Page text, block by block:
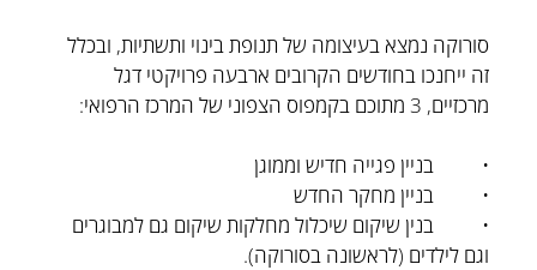
סורוקה נמצא בעיצומה של תנופת בינוי ותשתיות, ובכלל
זה ייחנכו בחודשים הקרובים ארבעה פרויקטי דגל
מרכזיים, 3 מתוכם בקמפוס הצפוני של המרכז הרפואי:
• בניין פגייה חדיש וממוגן
• בניין מחקר החדש
• בנין שיקום שיכלול מחלקות שיקום גם למבוגרים
וגם לילדים (לראשונה בסורוקה).